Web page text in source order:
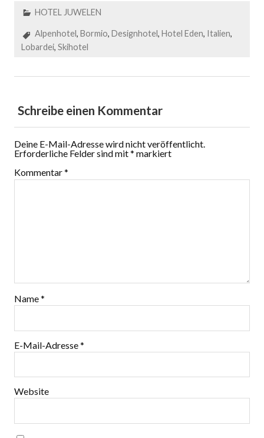
HOTEL JUWELEN
Alpenhotel, Bormio, Designhotel, Hotel Eden, Italien,
Lobardei, Skihotel
Schreibe einen Kommentar
Deine E-Mail-Adresse wird nicht veröffentlicht.
Erforderliche Felder sind mit* markiert
Kommentar*
Name*
E-Mail-Adresse*
Website